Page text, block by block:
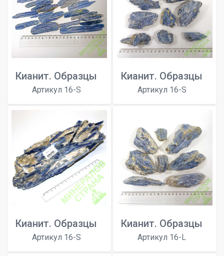
Кианит. Образцы
Артикул 16-S
Кианит. Образцы
Артикул 16-S
Кианит. Образцы
Артикул 16-S
Кианит. Образцы
Артикул 16-L